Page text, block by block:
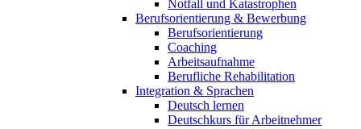
Notfall und Katastrophen
Berufsorientierung & Bewerbung
Berufsorientierung
Coaching
Arbeitsaufnahme
Berufliche Rehabilitation
Integration & Sprachen
Deutsch lernen
Deutschkurs für Arbeitnehmer